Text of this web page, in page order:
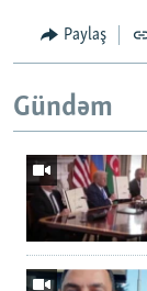
Paylaş
Gündəm